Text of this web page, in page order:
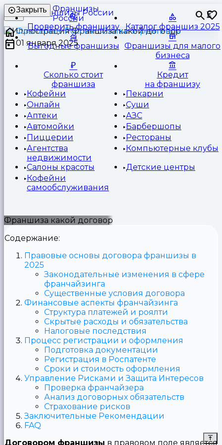
Франшизы
России
⏳
Закрыть
Проверить франшизу Каталог франшиз 2025
Выгодные франшизы
Франшизы для малого
бизнеса
Сколько стоит
франшиза
Кредит
на франшизу
Кофейни
Пекарни
Онлайн
Суши
Аптеки
АЗС
Автомойки
Барбершопы
Пиццерии
Рестораны
Агентства
недвижимости
Компьютерные клубы
Салоны красоты
Детские центры
Кофейни
самообслуживания
Франшизы России
Статьи и рейтинги
01 января 2025
Франшиза какой договор
Содержание:
Правовые основы договора франшизы в
2025
Законодательные изменения в сфере
франчайзинга
Существенные условия договора
Финансовые аспекты франчайзинга
Структура платежей и роялти
Скрытые расходы и обязательства
Налоговые последствия
Процесс регистрации и оформления
Подготовка документации
Регистрация в Роспатенте
Сроки и стоимость оформления
Управление Рисками и Защита Интересов
Проверка франчайзера
Анализ договорных обязательств
Страхование рисков
Заключительные Рекомендации
FAQ
Договором франшизы в правовом поле является